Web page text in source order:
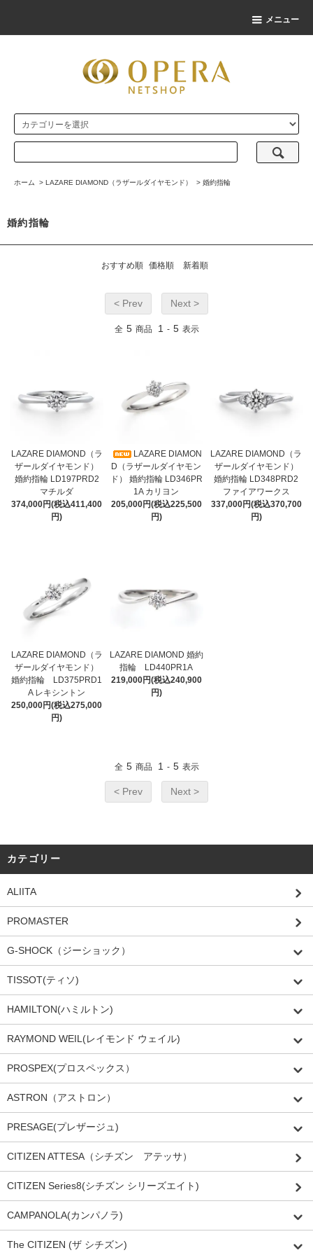
メニュー
ホーム > LAZARE DIAMOND（ラザールダイヤモンド） > 婚約指輪
婚約指輪
おすすめ順 価格順 新着順
< Prev Next >
全 5 商品 1 - 5 表示
LAZARE DIAMOND（ラ
ザールダイヤモンド）
婚約指輪 LD197PRD2
マチルダ
374,000円(税込411,400
円)
LAZARE DIAMON
D（ラザールダイヤモン
ド） 婚約指輪 LD346PR
1A カリヨン
205,000円(税込225,500
円)
LAZARE DIAMOND（ラ
ザールダイヤモンド）
婚約指輪 LD348PRD2
ファイアワークス
337,000円(税込370,700
円)
LAZARE DIAMOND（ラ
ザールダイヤモンド）
婚約指輪 LD375PRD1
A レキシントン
250,000円(税込275,000
円)
LAZARE DIAMOND 婚約
指輪 LD440PR1A
219,000円(税込240,900
円)
全 5 商品 1 - 5 表示
< Prev Next >
カテゴリー
ALIITA
PROMASTER
G-SHOCK（ジーショック）
TISSOT(ティソ)
HAMILTON(ハミルトン)
RAYMOND WEIL(レイモンド ウェイル)
PROSPEX(プロスペックス）
ASTRON（アストロン）
PRESAGE(プレザージュ)
CITIZEN ATTESA（シチズン アテッサ）
CITIZEN Series8(シチズン シリーズエイト)
CAMPANOLA(カンパノラ)
The CITIZEN (ザ シチズン)